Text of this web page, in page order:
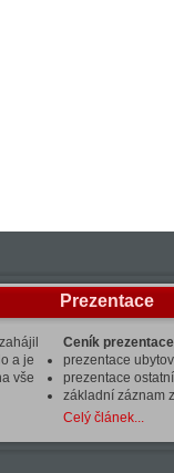
a je
vše
Prezentace
Ceník
prezentace
prezentace
základní záznam
Celý článek...